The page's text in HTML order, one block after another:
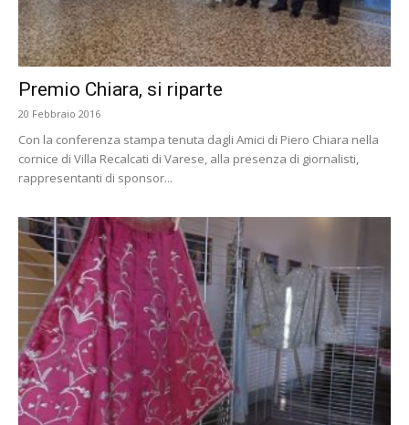
Premio Chiara, si riparte
20 Febbraio 2016
Con la conferenza stampa tenuta dagli Amici di Piero Chiara nella
cornice di Villa Recalcati di Varese, alla presenza di giornalisti,
rappresentanti di sponsor...